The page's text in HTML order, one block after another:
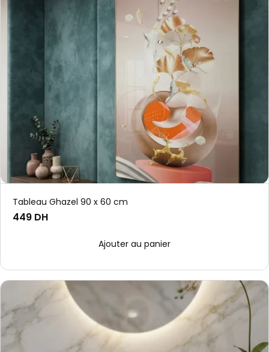
Tableau Ghazel 90 x 60 cm
449 DH